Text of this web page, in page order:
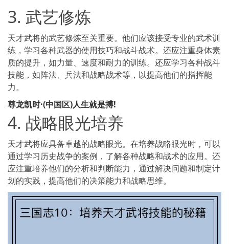
3. 武艺修炼
天才武将的武艺修炼至关重要。他们应该接受专业的武术训
练，学习各种武器的使用技巧和战斗战术。还应注重身体素
质的提升，如力量、速度和耐力的训练。还应学习各种战斗
技能，如阵法、兵法和战略战术等，以提高他们的指挥能
力。
尊龙凯时·(中国区)人生就是搏!
4. 战略眼光培养
天才武将应具备卓越的战略眼光。在培养战略眼光时，可以
通过学习历史战争的案例，了解各种战略和战术的应用。还
应注重培养他们的分析和判断能力，通过解决问题和制定计
划的实践，提高他们的决策能力和战略思维。